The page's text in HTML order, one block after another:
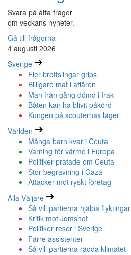
Svara på åtta frågor
om veckans nyheter.
Gå till frågorna
4 augusti 2026
Sverige
Fler brottslingar grips
Billigare mat i affären
Man från gäng dömd i Irak
Båten kan ha blivit påkörd
Kungen på scouternas läger
Världen
Många barn kvar i Ceuta
Varning för värme i Europa
Politiker pratade om Ceuta
Stor begravning i Gaza
Attacker mot ryskt företag
Alla Väljare
Så vill partierna hjälpa flyktingar
Kritik mot Jomshof
Politiker reser i Sverige
Färre assistenter
Så vill partierna rädda klimatet